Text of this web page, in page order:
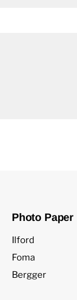
Photo Paper
Ilford
Foma
Bergger